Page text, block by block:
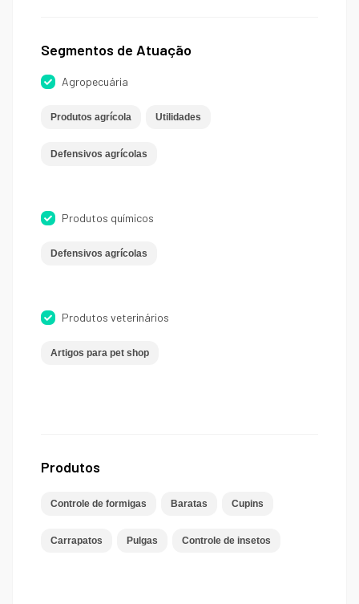
Segmentos de Atuação
Agropecuária
Produtos agrícola Utilidades
Defensivos agrícolas
Produtos químicos
Defensivos agrícolas
Produtos veterinários
Artigos para pet shop
Produtos
Controle de formigas Baratas Cupins
Carrapatos Pulgas Controle de insetos